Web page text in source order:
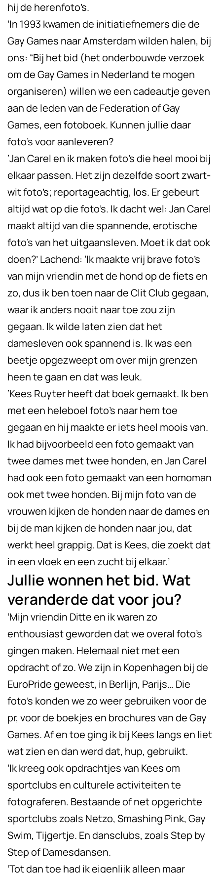
hij de herenfoto’s.
‘In 1993 kwamen de initiatiefnemers die de
Gay Games naar Amsterdam wilden halen, bij
ons: “Bij het bid (het onderbouwde verzoek
om de Gay Games in Nederland te mogen
organiseren) willen we een cadeautje geven
aan de leden van de Federation of Gay
Games, een fotoboek. Kunnen jullie daar
foto’s voor aanleveren?
‘Jan Carel en ik maken foto’s die heel mooi bij
elkaar passen. Het zijn dezelfde soort zwart-
wit foto’s; reportageachtig, los. Er gebeurt
altijd wat op die foto’s. Ik dacht wel: Jan Carel
maakt altijd van die spannende, erotische
foto’s van het uitgaansleven. Moet ik dat ook
doen?’ Lachend: ‘Ik maakte vrij brave foto’s
van mijn vriendin met de hond op de fiets en
zo, dus ik ben toen naar de Clit Club gegaan,
waar ik anders nooit naar toe zou zijn
gegaan. Ik wilde laten zien dat het
damesleven ook spannend is. Ik was een
beetje opgezweept om over mijn grenzen
heen te gaan en dat was leuk.
‘Kees Ruyter heeft dat boek gemaakt. Ik ben
met een heleboel foto’s naar hem toe
gegaan en hij maakte er iets heel moois van.
Ik had bijvoorbeeld een foto gemaakt van
twee dames met twee honden, en Jan Carel
had ook een foto gemaakt van een homoman
ook met twee honden. Bij mijn foto van de
vrouwen kijken de honden naar de dames en
bij de man kijken de honden naar jou, dat
werkt heel grappig. Dat is Kees, die zoekt dat
in een vloek en een zucht bij elkaar.’
Jullie wonnen het bid. Wat
veranderde dat voor jou?
‘Mijn vriendin Ditte en ik waren zo
enthousiast geworden dat we overal foto’s
gingen maken. Helemaal niet met een
opdracht of zo. We zijn in Kopenhagen bij de
EuroPride geweest, in Berlijn, Parijs… Die
foto’s konden we zo weer gebruiken voor de
pr, voor de boekjes en brochures van de Gay
Games. Af en toe ging ik bij Kees langs en liet
wat zien en dan werd dat, hup, gebruikt.
‘Ik kreeg ook opdrachtjes van Kees om
sportclubs en culturele activiteiten te
fotograferen. Bestaande of net opgerichte
sportclubs zoals Netzo, Smashing Pink, Gay
Swim, Tijgertje. En dansclubs, zoals Step by
Step of Damesdansen.
‘Tot dan toe had ik eigenlijk alleen maar